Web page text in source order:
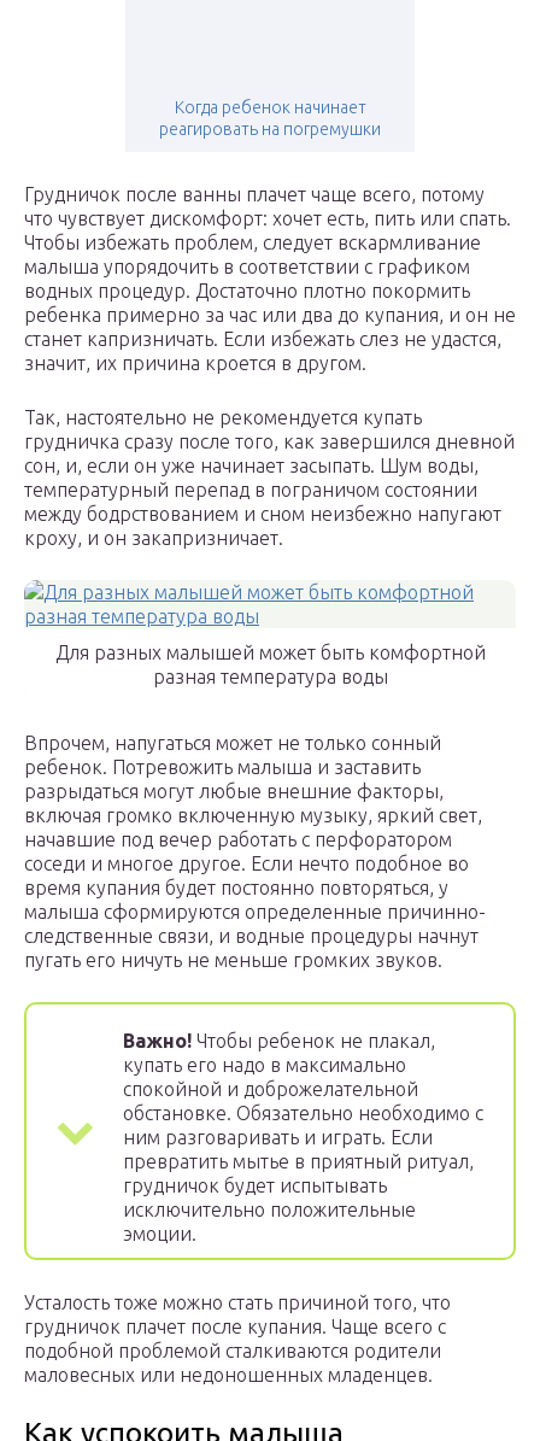
Когда ребенок начинает
реагировать на погремушки
Грудничок после ванны плачет чаще всего, потому
что чувствует дискомфорт: хочет есть, пить или спать.
Чтобы избежать проблем, следует вскармливание
малыша упорядочить в соответствии с графиком
водных процедур. Достаточно плотно покормить
ребенка примерно за час или два до купания, и он не
станет капризничать. Если избежать слез не удастся,
значит, их причина кроется в другом.
Так, настоятельно не рекомендуется купать
грудничка сразу после того, как завершился дневной
сон, и, если он уже начинает засыпать. Шум воды,
температурный перепад в пограничом состоянии
между бодрствованием и сном неизбежно напугают
кроху, и он закапризничает.
Для разных малышей может быть комфортной
разная температура воды
Впрочем, напугаться может не только сонный
ребенок. Потревожить малыша и заставить
разрыдаться могут любые внешние факторы,
включая громко включенную музыку, яркий свет,
начавшие под вечер работать с перфоратором
соседи и многое другое. Если нечто подобное во
время купания будет постоянно повторяться, у
малыша сформируются определенные причинно-
следственные связи, и водные процедуры начнут
пугать его ничуть не меньше громких звуков.
Важно! Чтобы ребенок не плакал,
купать его надо в максимально
спокойной и доброжелательной
обстановке. Обязательно необходимо с
ним разговаривать и играть. Если
превратить мытье в приятный ритуал,
грудничок будет испытывать
исключительно положительные
эмоции.
Усталость тоже можно стать причиной того, что
грудничок плачет после купания. Чаще всего с
подобной проблемой сталкиваются родители
маловесных или недоношенных младенцев.
Как успокоить малыша